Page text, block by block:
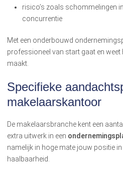
risico’s zoals schommelingen
concurrentie
Met een onderbouwd
professioneel van start gaat en
maakt.
Specifieke
makelaarskantoor
De makelaarsbranche kent een
extra uitwerk in een
namelijk in hoge mate jouw positie
haalbaarheid.